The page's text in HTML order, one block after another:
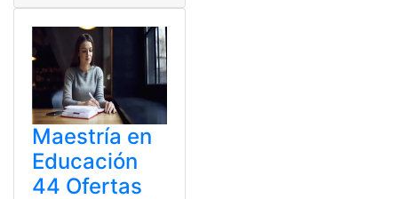
Maestría en
Educación
44 Ofertas